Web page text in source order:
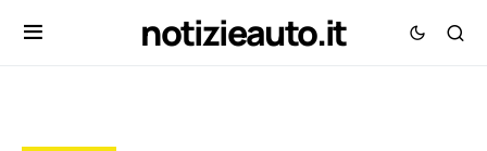
notizieauto.it